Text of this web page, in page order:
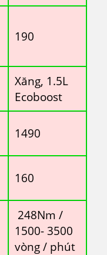
190
Xăng, 1.5L
Ecoboost
1490
160
248Nm /
1500- 3500
vòng / phút